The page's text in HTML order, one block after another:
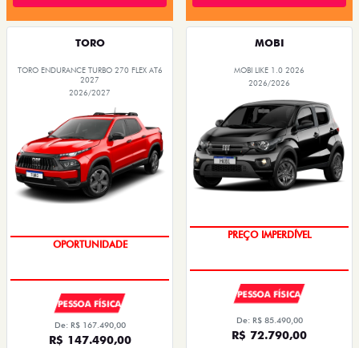
TORO
TORO ENDURANCE TURBO 270 FLEX AT6
2027
2026/2027
SUPERVALORIZAÇÃO DO USADO
PESSOA FÍSICA
De: R$ 167.490,00
R$ 147.490,00
MOBI
MOBI LIKE 1.0 2026
2026/2026
SUPER DESCONTO
PESSOA FÍSICA
De: R$ 85.490,00
R$ 72.790,00